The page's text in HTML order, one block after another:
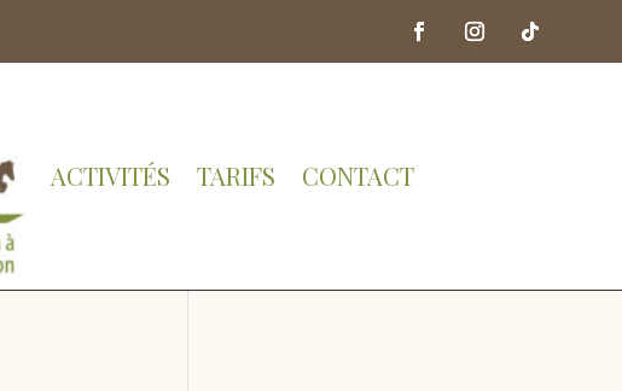
ACTIVITÉS TARIFS CONTACT